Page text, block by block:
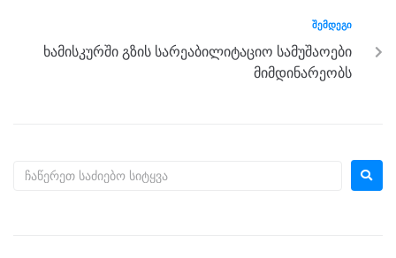
ᲨᲔᲛᲓᲔᲒᲘ
ხამისკურში გზის სარეაბილიტაციო სამუშაოები
მიმდინარეობს